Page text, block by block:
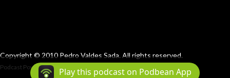
Copyright © 2010 Pedro Valdes Sada. All rights reserved.
Podcast Powered By Podbean
Play this podcast on Podbean App